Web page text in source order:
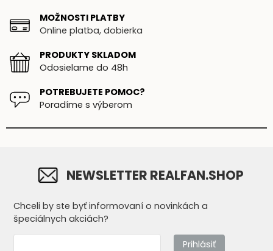
MOŽNOSTI PLATBY
Online platba, dobierka
PRODUKTY SKLADOM
Odosielame do 48h
POTREBUJETE POMOC?
Poradíme s výberom
NEWSLETTER REALFAN.SHOP
Chceli by ste byť informovaní o novinkách a
špeciálnych akciách?
Prihlásiť